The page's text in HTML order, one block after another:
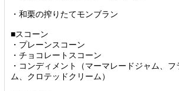
・和栗の搾りたてモンブラン
■スコーン
・プレーンスコーン
・チョコレートスコーン
・コンディメント（マーマレードジャム、
ム、クロテッドクリーム）